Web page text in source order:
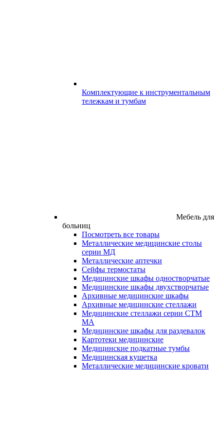
Комплектующие к инструментальным
тележкам и тумбам
Мебель для
больниц
Посмотреть все товары
Металлические медицинские столы
серии МД
Металлические аптечки
Сейфы термостаты
Медицинские шкафы одностворчатые
Медицинские шкафы двухстворчатые
Архивные медицинские шкафы
Архивные медицинские стеллажи
Медицинские стеллажи серии СТМ
МА
Медицинские шкафы для раздевалок
Картотеки медицинские
Медицинские подкатные тумбы
Медицинская кушетка
Металлические медицинские кровати